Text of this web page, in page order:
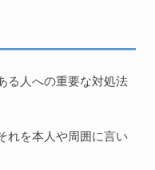
る人への重要な対処法
れを本人や周囲に言い